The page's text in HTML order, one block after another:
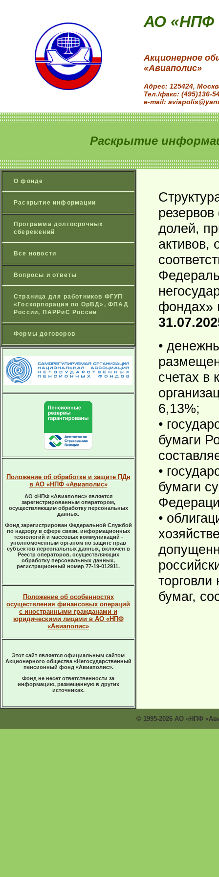
АО «НПФ
Акционерное
«Авиаполис»
Адрес: 125424,
Тел./факс: (495)136-
e-mail:
Раскрытие
О фонде
Раскрытие информации
Программа долгосрочных
сбережений
Все новости
Вопросы и ответы
Страница для работников ФГУП
«Госкорпорация по ОрВД», ФПАД
России, ПАРРиС России
Формы договоров
Положение об обработке и защите ПДн
в АО «НПФ «Авиаполис»
АО «НПФ «Авиаполис» является
зарегистрированным оператором,
осуществляющим обработку персональных
данных.
Фонд зарегистрирован Федеральной Службой
по надзору в сфере связи, информационных
технологий и массовых коммуникаций -
уполномоченным органом по защите прав
субъектов персональных данных, включен в
Реестр операторов, осуществляющих
обработку персональных данных,
регистрационный номер 77-19-012911.
Положение об особенностях
осуществления финансовых операций
с иностранными гражданами и
юридическими лицами в АО «НПФ
«Авиаполис»
Этот сайт является официальным сайтом
Акционерного общества «Негосударственный
пенсионный фонд «Авиаполис».
Фонд не несет ответственности за
информацию, размещенную в других
источниках.
долей,
активов,
фондах»
•
счетах в
6,13%;
•
бумаги
•
бумаги
•
бумаг,
© 1995-2026 АО «НПФ